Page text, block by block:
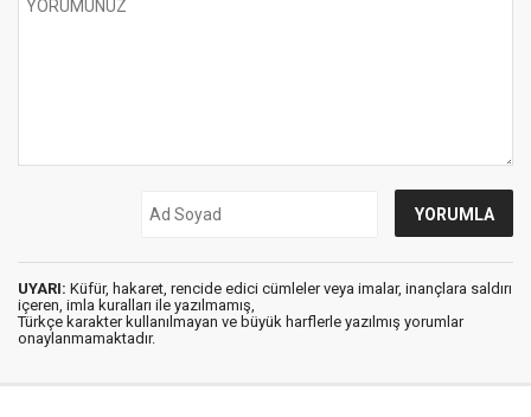
UYARI: Küfür, hakaret, rencide edici cümleler veya imalar, inançlara saldırı
içeren, imla kuralları ile yazılmamış,
Türkçe karakter kullanılmayan ve büyük harflerle yazılmış yorumlar
onaylanmamaktadır.